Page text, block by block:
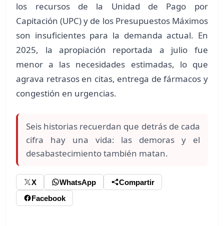
los recursos de la Unidad de Pago por
Capitación (UPC) y de los Presupuestos Máximos
son insuficientes para la demanda actual. En
2025, la apropiación reportada a julio fue
menor a las necesidades estimadas, lo que
agrava retrasos en citas, entrega de fármacos y
congestión en urgencias.
Seis historias recuerdan que detrás de cada
cifra hay una vida: las demoras y el
desabastecimiento también matan.
X WhatsApp
Compartir
Facebook